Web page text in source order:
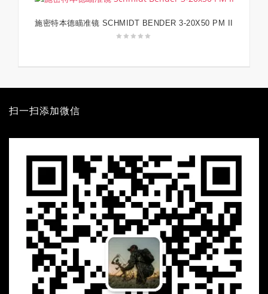
阅读更多
施密特本德瞄准镜 SCHMIDT BENDER 3-20X50 PM II
扫一扫添加微信